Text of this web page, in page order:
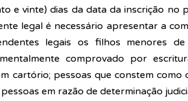
e vinte) dias da data da inscrição no
legal é necessário apresentar a
legais os filhos menores
comprovado por
cartório; pessoas que constem
em razão de determinação